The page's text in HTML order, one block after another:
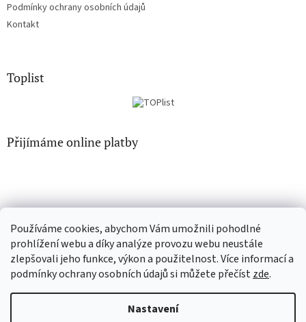
Používáme cookies, abychom Vám umožnili pohodlné
prohlížení webu a díky analýze provozu webu neustále
zlepšovali jeho funkce, výkon a použitelnost. Více informací a
podmínky ochrany osobních údajů si můžete přečístzde.
Nastavení
Podmínky ochrany osobních údajů
Kontakt
Toplist
Přijímáme online platby
EN-filmy.cz CD-Soundtrack.cz
Vytvořil Shoptet